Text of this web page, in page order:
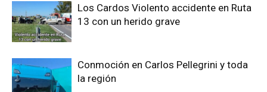
Los Cardos Violento accidente en Ruta
13 con un herido grave
Conmoción en Carlos Pellegrini y toda
la región